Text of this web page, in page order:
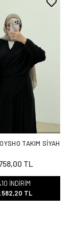
TAKIM SİYAH
TL
İNDİRİM
TL